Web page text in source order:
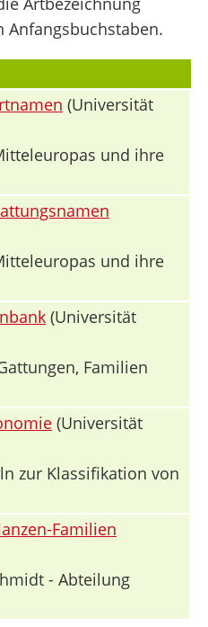
(Universität
und ihre
und ihre
(Universität
Familien
(Universität
zur Klassifikation von
Familien
- Abteilung